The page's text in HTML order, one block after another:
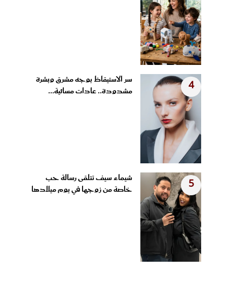
4
سر الاستيقاظ بوجه مشرق وبشرة
مشدودة.. عادات مسائية...
5
شيماء سيف تتلقى رسالة حب
خاصة من زوجها في يوم ميلادها